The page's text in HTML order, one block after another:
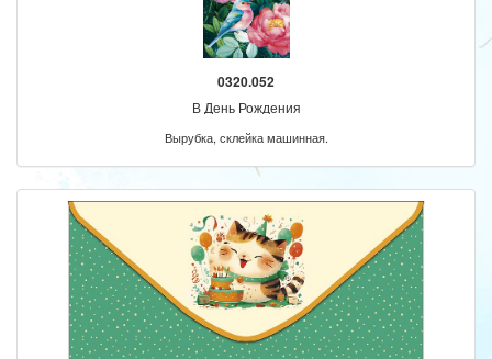
0320.052
В День Рождения
Вырубка, склейка машинная.